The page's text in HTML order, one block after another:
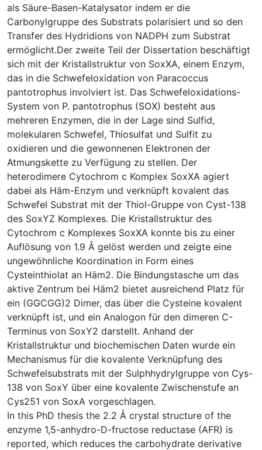
als Säure-Basen-Katalysator indem er die
Carbonylgruppe des Substrats polarisiert und so den
Transfer des Hydridions von NADPH zum Substrat
ermöglicht.Der zweite Teil der Dissertation beschäftigt
sich mit der Kristallstruktur von SoxXA, einem Enzym,
das in die Schwefeloxidation von Paracoccus
pantotrophus involviert ist. Das Schwefeloxidations-
System von P. pantotrophus (SOX) besteht aus
mehreren Enzymen, die in der Lage sind Sulfid,
molekularen Schwefel, Thiosulfat und Sulfit zu
oxidieren und die gewonnenen Elektronen der
Atmungskette zu Verfügung zu stellen. Der
heterodimere Cytochrom c Komplex SoxXA agiert
dabei als Häm-Enzym und verknüpft kovalent das
Schwefel Substrat mit der Thiol-Gruppe von Cyst-138
des SoxYZ Komplexes. Die Kristallstruktur des
Cytochrom c Komplexes SoxXA konnte bis zu einer
Auflösung von 1.9 Å gelöst werden und zeigte eine
ungewöhnliche Koordination in Form eines
Cysteinthiolat an Häm2. Die Bindungstasche um das
aktive Zentrum bei Häm2 bietet ausreichend Platz für
ein (GGCGG)2 Dimer, das über die Cysteine kovalent
verknüpft ist, und ein Analogon für den dimeren C-
Terminus von SoxY2 darstellt. Anhand der
Kristallstruktur und biochemischen Daten wurde ein
Mechanismus für die kovalente Verknüpfung des
Schwefelsubstrats mit der Sulphhydrylgruppe von Cys-
138 von SoxY über eine kovalente Zwischenstufe an
Cys251 von SoxA vorgeschlagen.
In this PhD thesis the 2.2 Å crystal structure of the
enzyme 1,5-anhydro-D-fructose reductase (AFR) is
reported, which reduces the carbohydrate derivative